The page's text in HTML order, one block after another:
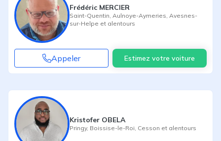
Frédéric MERCIER
Saint-Quentin Aulnoye-Aymeries Avesnes-
sur-Helpe et alentours
Appeler Estimez votre voiture
Kristofer OBELA
Pringy, Boissise-le-Roi Cesson et alentours